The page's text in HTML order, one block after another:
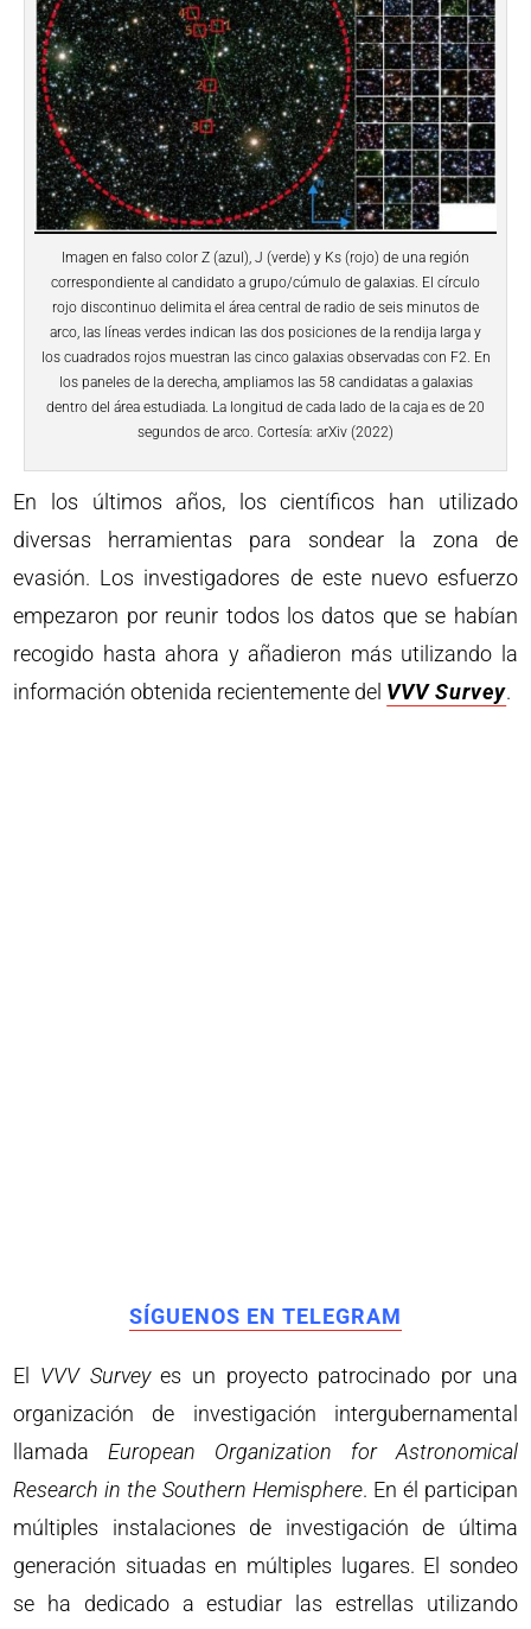
Imagen en falso color Z (azul), J (verde) y Ks (rojo) de una región
correspondiente al candidato a grupo/cúmulo de galaxias. El círculo
rojo discontinuo delimita el área central de radio de seis minutos de
arco, las líneas verdes indican las dos posiciones de la rendija larga y
los cuadrados rojos muestran las cinco galaxias observadas con F2. En
los paneles de la derecha, ampliamos las 58 candidatas a galaxias
dentro del área estudiada. La longitud de cada lado de la caja es de 20
segundos de arco. Cortesía: arXiv (2022)
En los últimos años, los científicos han utilizado
diversas herramientas para sondear la zona de
evasión. Los investigadores de este nuevo esfuerzo
empezaron por reunir todos los datos que se habían
recogido hasta ahora y añadieron más utilizando la
información obtenida recientemente del VVV Survey.
SÍGUENOS EN TELEGRAM
El VVV Surveyes un proyecto patrocinado por una
organización de investigación intergubernamental
llamada European Organization for Astronomical
Research in the Southern Hemisphere. En él participan
múltiples instalaciones de investigación de última
generación situadas en múltiples lugares. El sondeo
se ha dedicado a estudiar las estrellas utilizando